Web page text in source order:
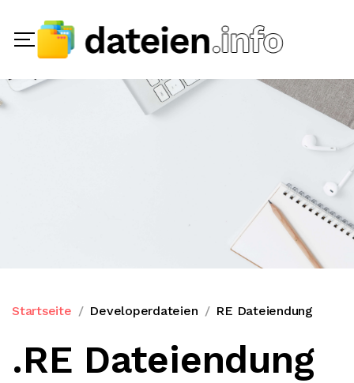
Startseite Developerdateien RE Dateiendung
.RE Dateiendung